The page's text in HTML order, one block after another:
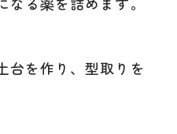
台を作り、型取りを